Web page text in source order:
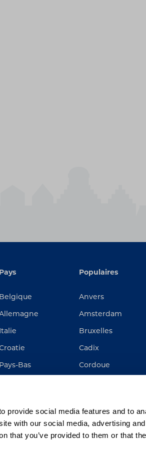
provide social media features and to
with our social media, advertising
that you’ve provided to them or that
Pays
Belgique
Italie
Pays-Bas
Populaires
Anvers
Amsterdam
Bruxelles
Cadix
Cordoue